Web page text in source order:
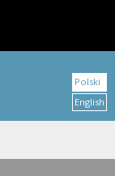
Polski
English